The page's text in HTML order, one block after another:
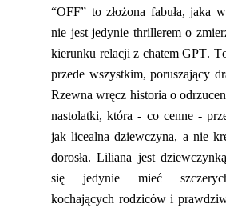
“OFF” to złożona fabuła, jaka
nie jest jedynie thrillerem o
kierunku relacji z chatem GPT.
przede wszystkim, poruszający
Rzewna wręcz historia o odrzuc
nastolatki, która - co cenne -
jak licealna dziewczyna, a nie
dorosła. Liliana jest
się jedynie mieć
kochających rodziców i